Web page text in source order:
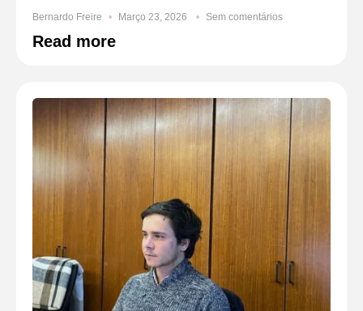
Bernardo Freire Março 23, 2026 Sem comentários
Read more